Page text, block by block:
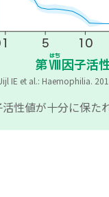
IE et al.: Haemophilia.
性値が十分に保た